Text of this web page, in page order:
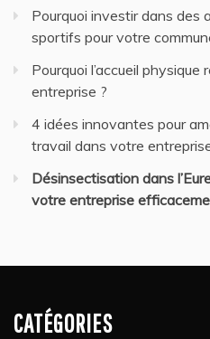
Pourquoi investir dans des
sportifs pour votre
Pourquoi l’accueil
entreprise ?
4 idées innovantes pour
travail dans votre
Désinsectisation dans
votre entreprise
CATÉGORIES